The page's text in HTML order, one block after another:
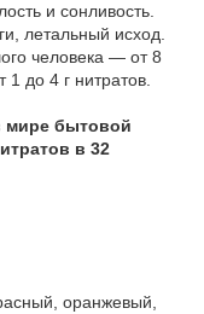
и сонливость.
летальный исход.
человека — от 8
1 до 4 г нитратов.
мире бытовой
в 32
оранжевый,